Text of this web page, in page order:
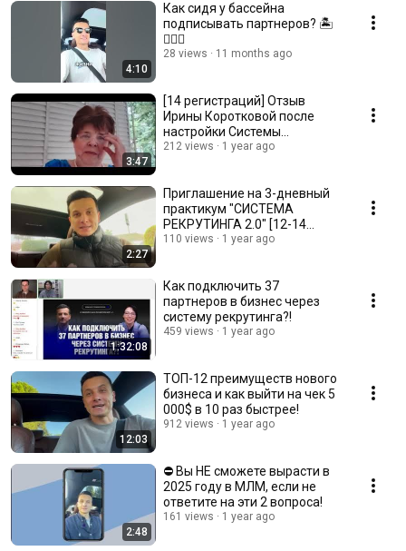
4:10
Как сидя у бассейна
подписывать партнеров? 🏝️
🤷🏻‍♂️
28 views 11 months ago
3:47
[14 регистраций] Отзыв
Ирины Коротковой после
настройки Системы
Рекрутинга!
212 views 1 year ago
2:27
Приглашение на 3-дневный
пpaктикум "СИCТEМА
РЕКРУТИНГА 2.0" [12-14
Марта]
110 views 1 year ago
1:32:08
Как подключить 37
пapтнеров в бизнec через
систeмy peкрутинга?!
459 views 1 year ago
12:03
ТОП-12 преимуществ нового
бизнеса и как выйти на чек 5
000$ в 10 раз быстрее!
912 views 1 year ago
2:48
⛔ Вы НЕ сможете вырасти в
2025 году в МЛМ, если не
ответите на эти 2 вопроса!
161 views 1 year ago